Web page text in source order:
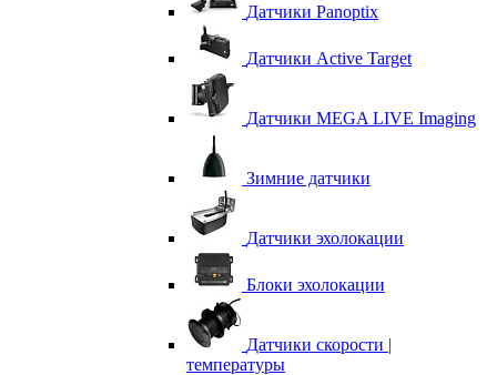
Датчики Panoptix
Датчики Active Target
Датчики MEGA LIVE Imaging
Зимние датчики
Датчики эхолокации
Блоки эхолокации
Датчики скорости |
температуры